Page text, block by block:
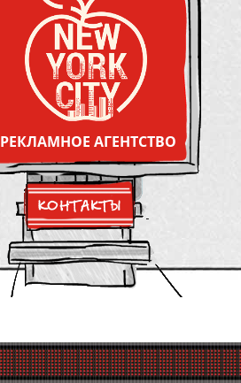
РЕКЛАМНОЕ АГЕНТСТВО